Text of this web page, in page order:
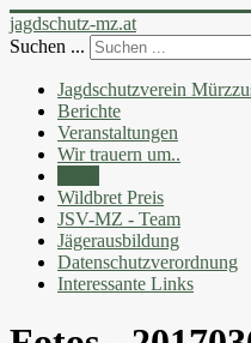
jagdschutz-mz.at
Suchen ...
Jagdschutzverein
Berichte
Veranstaltungen
Wir trauern um..
Wildbret Preis
JSV-MZ - Team
Jägerausbildung
Datenschutzverordnung
Interessante Links